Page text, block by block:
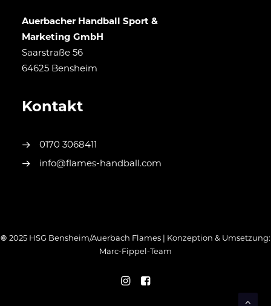
Auerbacher Handball Sport &
Marketing GmbH
Saarstraße 56
64625 Bensheim
Kontakt
0170 3068411
info@flames-handball.com
© 2025 HSG Bensheim/Auerbach Flames | Konzeption & Umsetzung:
Marc-Fippel-Team